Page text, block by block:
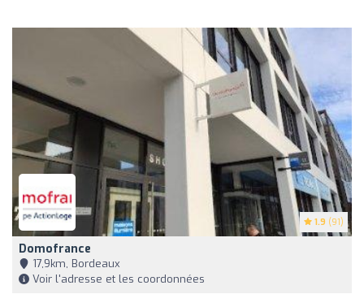
1.9 (91)
Domofrance
17,9km, Bordeaux
Voir l'adresse et les coordonnées